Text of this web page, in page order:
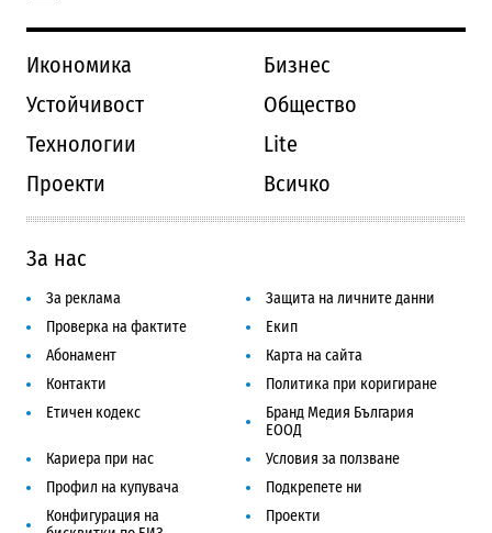
Икономика
Бизнес
Устойчивост
Общество
Технологии
Lite
Проекти
Всичко
За нас
За реклама
Защита на личните данни
Проверка на фактите
Екип
Абонамент
Карта на сайта
Контакти
Политика при коригиране
Етичен кодекс
Бранд Медия България
ЕООД
Кариера при нас
Условия за ползване
Профил на купувача
Подкрепете ни
Конфигурация на
Проекти